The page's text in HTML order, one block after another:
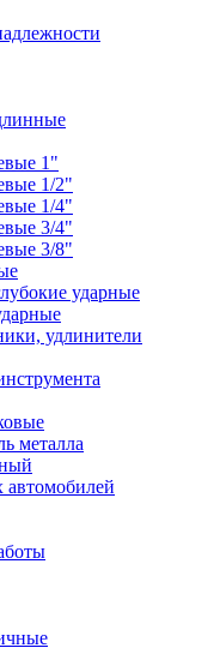
1"
1/2"
1/4"
3/4"
3/8"
ударные
удлинители
металла
автомобилей